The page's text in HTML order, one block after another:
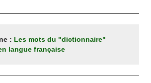
: Les mots du "dictionnaire"
langue française